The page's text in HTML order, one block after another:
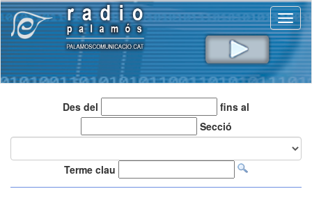
Des del
fins al
Secció
Terme clau